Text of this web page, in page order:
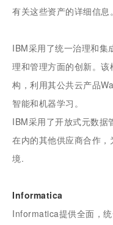
有关这些资产的详细信息。
IBM采用了统一治理和集
理和管理方面的创新。
构，利用其公共云产品
智能和机器学习。
IBM采用了开放式元数
在内的其他供应商合作
境.
Informatica
Informatica提供全面，